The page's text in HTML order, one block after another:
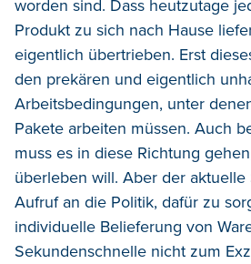
worden sind. Dass heutzutage
Produkt zu sich nach Hause
eigentlich übertrieben. Erst
den prekären und eigentlich
Arbeitsbedingungen, unter
Pakete arbeiten müssen. Auch
muss es in diese Richtung
überleben will. Aber der aktuelle
Aufruf an die Politik, dafür zu
individuelle Belieferung von
Sekundenschnelle nicht zum